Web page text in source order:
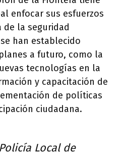
enfocar sus esfuerzos
de la seguridad
han establecido
a futuro, como la
tecnologías en la
y capacitación de
de políticas
ciudadana.
Local de